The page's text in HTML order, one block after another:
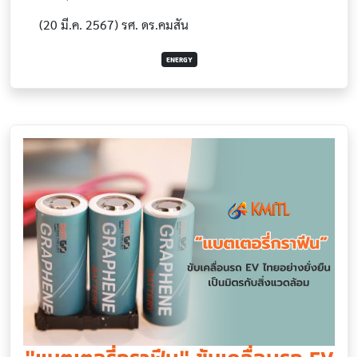
(20 มี.ค. 2567) รศ. ดร.คมสัน
ENERGY